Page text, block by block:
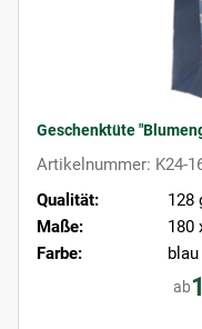
Geschenktüte
Artikelnummer: K24-
Qualität:
128
Maße:
180
Farbe:
ab